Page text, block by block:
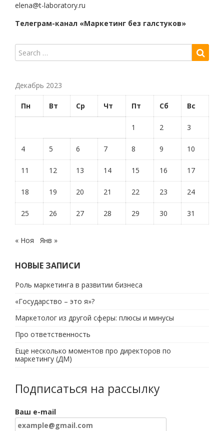
elena@t-laboratory.ru
Телеграм-канал «Маркетинг без галстуков»
Декабрь 2023
Пн Вт Ср Чт Пт Сб Вс
1 2 3
4 5 6 7 8 9 10
11 12 13 14 15 16 17
18 19 20 21 22 23 24
25 26 27 28 29 30 31
« Ноя Янв »
НОВЫЕ ЗАПИСИ
Роль маркетинга в развитии бизнеса
«Государство – это я»?
Маркетолог из другой сферы: плюсы и минусы
Про ответственность
Еще несколько моментов про директоров по
маркетингу (ДМ)
Подписаться на рассылку
Ваш e-mail